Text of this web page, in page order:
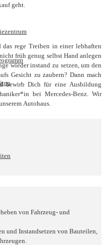
geht.
rege Treiben in einer lebhaften
früh genug selbst Hand anlegen
wieder instand zu setzen, um den
Gesicht zu zaubern? Dann mach
bewirb Dich für eine Ausbildung
bei Mercedes-Benz. Wir
Autohaus.
von Fahrzeug- und
und Instandsetzen von Bauteilen,